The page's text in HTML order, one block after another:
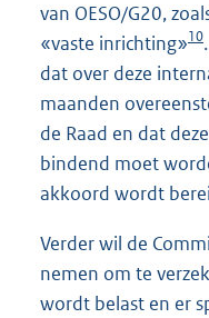
van OESO/G20,
«vaste inrichting»10
dat over deze
maanden
de Raad en dat
bindend moet
akkoord wordt
Verder wil de
nemen om te
wordt belast en er